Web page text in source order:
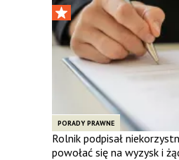
PORADY PRAWNE
Rolnik podpisał
powołać się na wyzysk i